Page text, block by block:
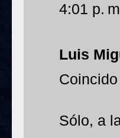
4:01 p.
Luis
Sólo, a